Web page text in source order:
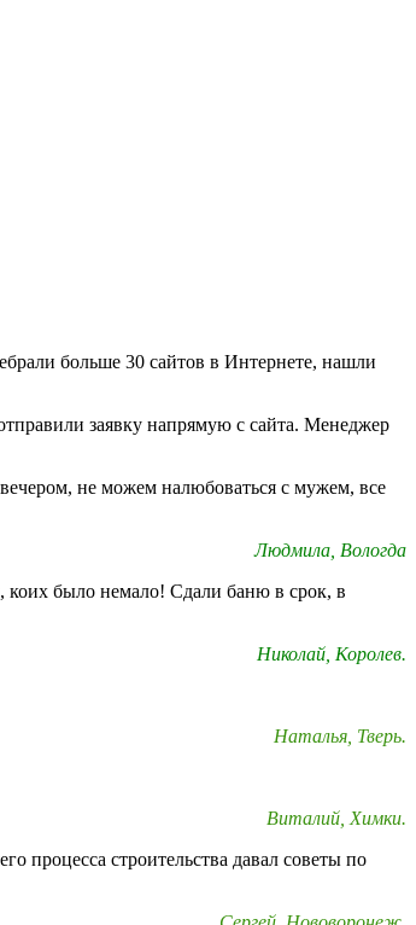
больше 30 сайтов в Интернете, нашли
заявку напрямую с сайта. Менеджер
не можем налюбоваться с мужем, все
Людмила, Вологда
коих было немало! Сдали баню в срок, в
Николай, Королев.
Наталья, Тверь.
Виталий, Химки.
процесса строительства давал советы по